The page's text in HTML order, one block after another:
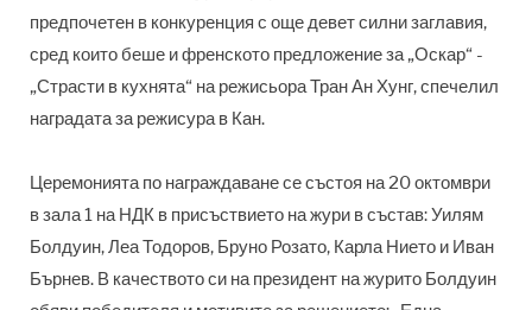
предпочетен в конкуренция с още девет силни заглавия,
сред които беше и френското предложение за „Оскар“ -
„Страсти в кухнята“ на режисьора Тран Ан Хунг, спечелил
наградата за режисура в Кан.
Церемонията по награждаване се състоя на 20 октомври
в зала 1 на НДК в присъствието на жури в състав: Уилям
Болдуин, Леа Тодоров, Бруно Розато, Карла Нието и Иван
Бърнев. В качеството си на президент на журито Болдуин